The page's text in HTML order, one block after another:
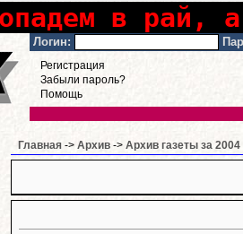
в рай,
Логин:
Регистрация
Забыли пароль?
Помощь
Главная -> Архив -> Архив газеты за 2004